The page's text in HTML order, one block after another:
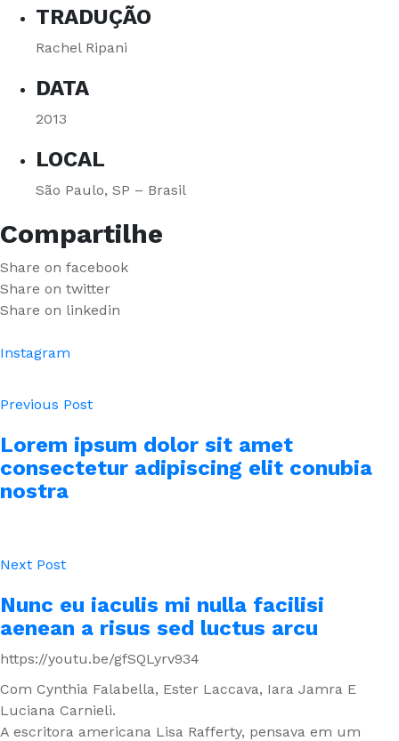
TRADUÇÃO
Rachel Ripani
DATA
2013
LOCAL
São Paulo, SP – Brasil
Compartilhe
Share on facebook
Share on twitter
Share on linkedin
Instagram
Previous Post
Lorem ipsum dolor sit amet
consectetur adipiscing elit conubia
nostra
Next Post
Nunc eu iaculis mi nulla facilisi
aenean a risus sed luctus arcu
https://youtu.be/gfSQLyrv934
Com Cynthia Falabella, Ester Laccava, Iara Jamra E
Luciana Carnieli.
A escritora americana Lisa Rafferty, pensava em um